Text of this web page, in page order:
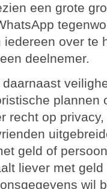
een grote
over te
deelnemer.
plannen
recht op
geld of
liever met
wil